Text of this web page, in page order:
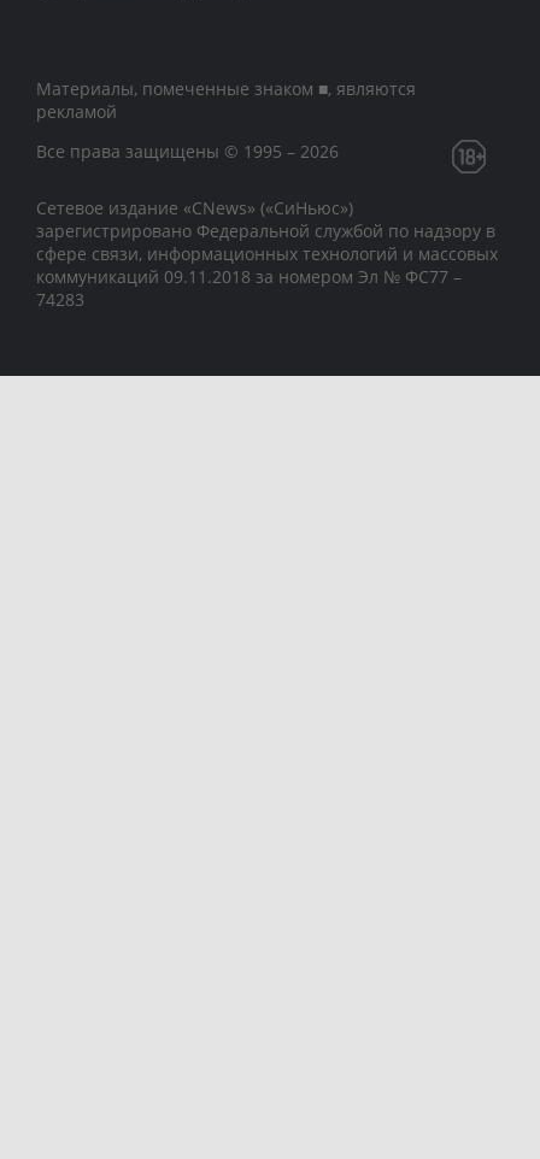
Материалы, помеченные знаком ■, являются
рекламой
Все права защищены © 1995 – 2026
Сетевое издание «CNews» («СиНьюс»)
зарегистрировано Федеральной службой по надзору в
сфере связи, информационных технологий и массовых
коммуникаций 09.11.2018 за номером Эл № ФС77 –
74283